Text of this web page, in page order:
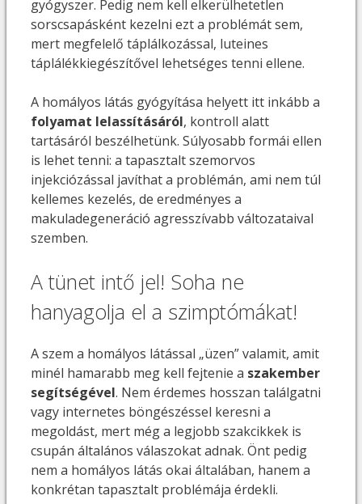
gyógyszer. Pedig nem kell elkerülhetetlen
sorscsapásként kezelni ezt a problémát sem,
mert megfelelő táplálkozással, luteines
táplálékkiegészítővel lehetséges tenni ellene.
A homályos látás gyógyítása helyett itt inkább a
folyamat lelassításáról, kontroll alatt
tartásáról beszélhetünk. Súlyosabb formái ellen
is lehet tenni: a tapasztalt szemorvos
injekciózással javíthat a problémán, ami nem túl
kellemes kezelés, de eredményes a
makuladegeneráció agresszívabb változataival
szemben.
A tünet intő jel! Soha ne
hanyagolja el a szimptómákat!
A szem a homályos látással „üzen” valamit, amit
minél hamarabb meg kell fejtenie a szakember
segítségével. Nem érdemes hosszan találgatni
vagy internetes böngészéssel keresni a
megoldást, mert még a legjobb szakcikkek is
csupán általános válaszokat adnak. Önt pedig
nem a homályos látás okai általában, hanem a
konkrétan tapasztalt problémája érdekli.